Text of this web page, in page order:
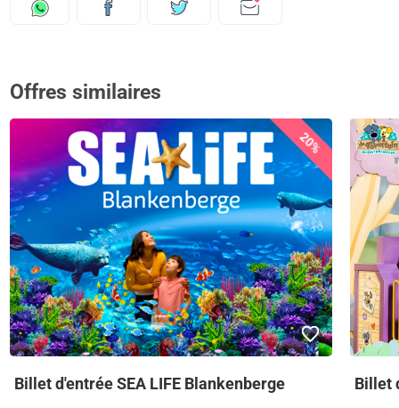
Offres similaires
20%
Billet d'entrée SEA LIFE Blankenberge Billet